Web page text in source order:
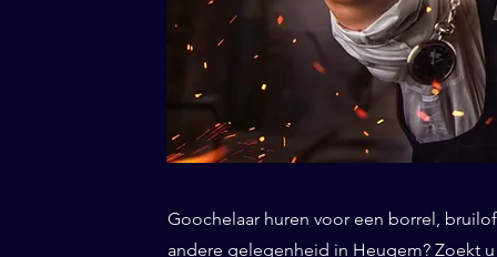
Goochelaar huren voor een borrel,
andere gelegenheid in Heugem? Zoekt